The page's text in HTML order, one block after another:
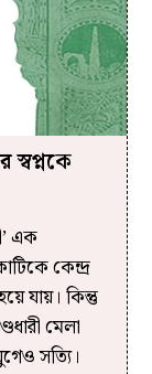
স্বপ্নকে
এক
কেন্দ্র
যায়। কিন্তু
মেলা
সত্যি।